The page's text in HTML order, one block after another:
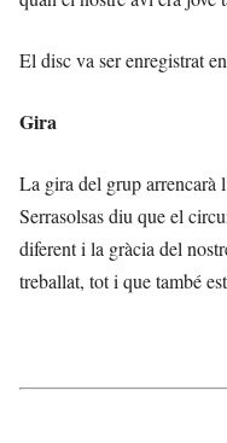
El disc va ser enregistrat
Gira
La gira del grup arrencarà
Serrasolsas diu que el
diferent i la gràcia del
treballat, tot i que també